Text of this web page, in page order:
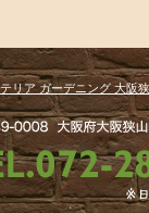
リア ガーデニング 大阪